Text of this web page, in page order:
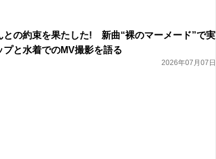
との約束を果たした! 新曲“裸のマーメード”で実
と水着でのMV撮影を語る
2026年07月07日